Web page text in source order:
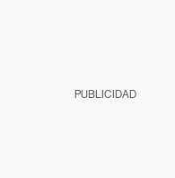
PUBLICIDAD